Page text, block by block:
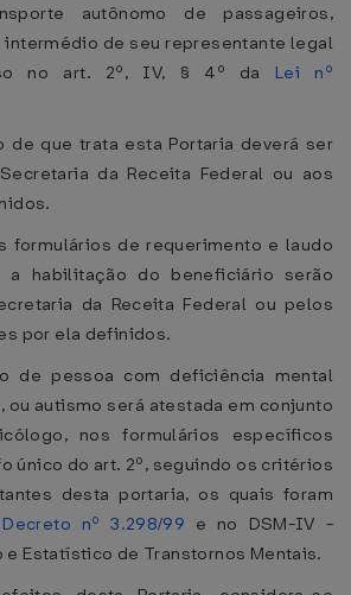
autônomo de passageiros,
de seu representante legal
no art. 2º, IV, § 4º da Lei nº
de que trata esta Portaria deverá ser
da Receita Federal ou aos
formulários de requerimento e laudo
a habilitação do beneficiário serão
da Receita Federal ou pelos
por ela definidos.
de pessoa com deficiência mental
ou autismo será atestada em conjunto
nos formulários específicos
único do art. 2º, seguindo os critérios
desta portaria, os quais foram
Decreto nº 3.298/99 e no DSM-IV -
e Estatístico de Transtornos Mentais.